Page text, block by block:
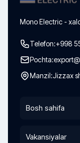
Mono Electric -
Telefon:+998
Pochta:
Manzil:Jizzax
Bosh sahifa
Vakansiyalar